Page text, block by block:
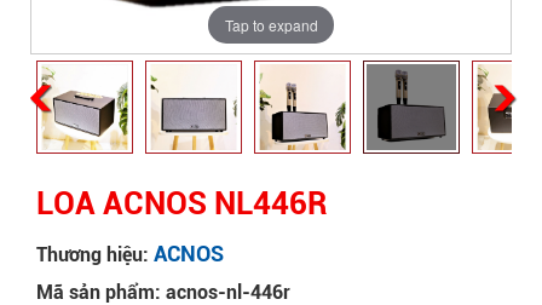
Tap to expand
LOA ACNOS NL446R
Thương hiệu: ACNOS
Mã sản phẩm: acnos-nl-446r